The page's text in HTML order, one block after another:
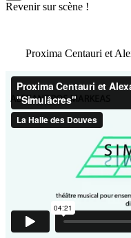
Revenir sur scène !
Proxima Centauri et